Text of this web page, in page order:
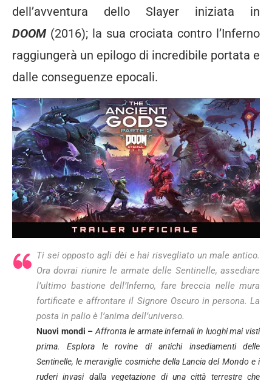
dell’avventura dello Slayer iniziata in
DOOM (2016); la sua crociata contro l’Inferno
raggiungerà un epilogo di incredibile portata e
dalle conseguenze epocali.
Ti sei opposto agli dèi e hai risvegliato un male antico.
Ora dovrai riunire le armate delle Sentinelle, assediare
l’ultimo bastione dell’Inferno, fare breccia nelle mura
fortificate e affrontare il Signore Oscuro in persona. La
posta in palio è l’anima dell’universo.
Nuovi mondi –Affronta le armate infernali in luoghi mai visti
prima. Esplora le rovine di antichi insediamenti delle
Sentinelle, le meraviglie cosmiche della Lancia del Mondo e i
ruderi invasi dalla vegetazione di una città terrestre che